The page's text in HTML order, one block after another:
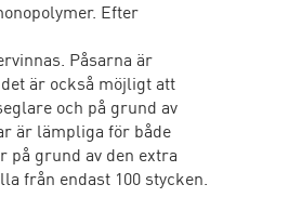
Efter
Påsarna är
är också möjligt att
och på grund av
är lämpliga för både
på grund av den extra
från endast 100 stycken.